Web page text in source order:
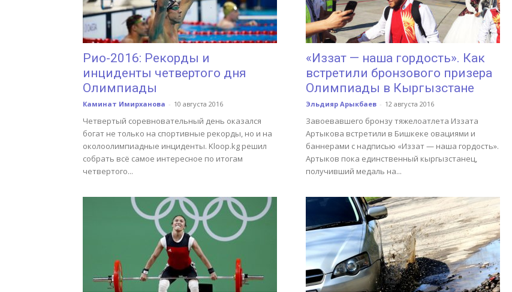
Рио-2016: Рекорды и
инциденты четвертого дня
Олимпиады
Каминат Имирханова - 10 августа 2016
Четвертый соревновательный день оказался
богат не только на спортивные рекорды, но и на
околоолимпиадные инциденты. Kloop.kg решил
собрать всё самое интересное по итогам
четвертого...
«Иззат — наша гордость». Как
встретили бронзового призера
Олимпиады в Кыргызстане
Эльдияр Арыкбаев - 12 августа 2016
Завоевавшего бронзу тяжелоатлета Иззата
Артыкова встретили в Бишкеке овациями и
баннерами с надписью «Иззат — наша гордость».
Артыков пока единственный кыргызстанец,
получивший медаль на...